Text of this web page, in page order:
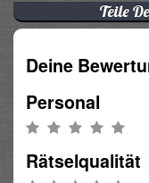
Teile
Deine
Personal
Rätselqualität